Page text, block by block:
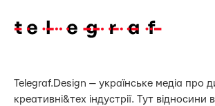
Telegraf.Design — українське медіа про
креативні&тех індустрії. Тут відносини